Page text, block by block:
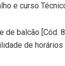
e curso
de balcão [Cód.
de horários